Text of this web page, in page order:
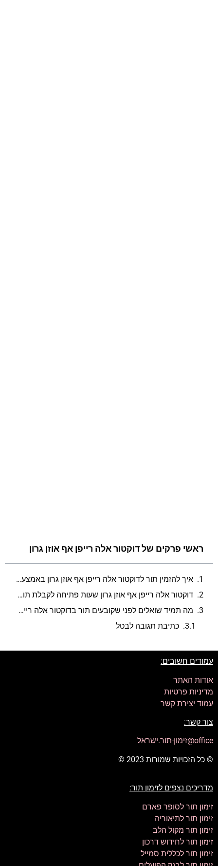
ראשי פרקים של דוקטור אלה רייפן אף אוזן גרון
איך להזמין תור לדוקטור אלה רייפן אף אוזן גרון באמצעות האינטרנט?
דוקטור אלה רייפן אף אוזן גרון שעות פתיחה לקבלת תורים
מה תמיד שואלים לפני שקובעים תור בדוקטור אלה רייפן אף אוזן גרון?
כתיבת תגובה לבטל
עמודים חשובים:
אודות האתר
מדיניות פרטיות
עמוד יצירת קשר
צור קשר:
office@זימון-תור.ישראל
© כל הזכויות שמורות 2023 ©
מדריכים נצפים לזימון תור:
זימון תור לסופר פארם
זימון תור לתיאוריה
זימון תור מקול הלב
זימון תור לחידוש דרכון
זימון תור לכללית סמייל